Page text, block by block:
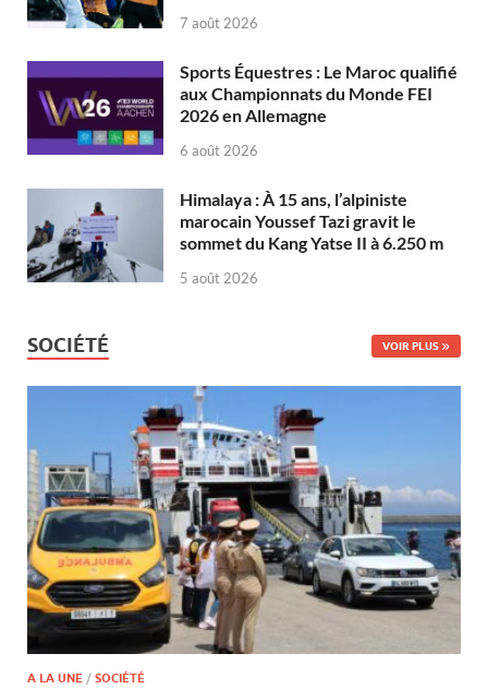
7 août 2026
Sports Équestres : Le Maroc qualifié
aux Championnats du Monde FEI
2026 en Allemagne
6 août 2026
Himalaya : À 15 ans, l’alpiniste
marocain Youssef Tazi gravit le
sommet du Kang Yatse II à 6.250 m
5 août 2026
SOCIÉTÉ VOIR PLUS
A LA UNE / SOCIÉTÉ